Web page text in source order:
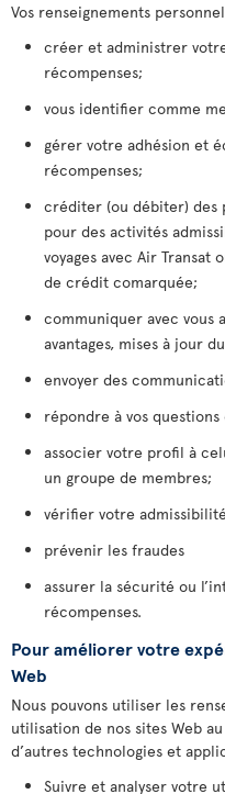
Vos renseignements
créer et administrer
récompenses;
vous identifier comme
gérer votre adhésion et
récompenses;
créditer (ou débiter) des
pour des activités
voyages avec Air Transat
de crédit comarquée;
communiquer avec vous
avantages, mises à jour
envoyer des
répondre à vos
associer votre profil à
un groupe de membres;
vérifier votre
prévenir les fraudes
assurer la sécurité ou
récompenses.
Pour améliorer votre
Web
Nous pouvons utiliser les
utilisation de nos sites Web
d’autres technologies et
Suivre et analyser votre